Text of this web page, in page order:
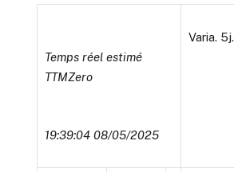
Temps réel estimé
TTMZero
19:39:04 08/05/2025
Varia. 5j.